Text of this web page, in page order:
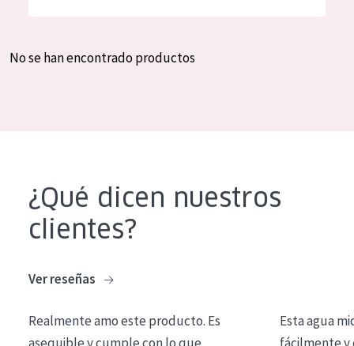
Crema de día
Crema de noche
Limpieza
Spanish
No se han encontrado productos
¿Qué dicen nuestros
clientes?
Ver reseñas
Realmente amo este producto. Es
Esta agua